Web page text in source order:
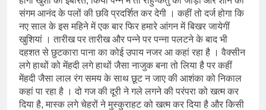
1 Year Ago
अनुराधा प्रकाशन, नई दिल्ली द्वारा
‘पुस्तक लोकार्पण, काव्य गोष्ठी एवं
सम्मान समारोह’ का भव्य आयोजन
2 Years Ago
कितना बदल गया इंसान’
(सम्पादकीय)
2 Years Ago
अबकी बार हुए न पार
संगम आनंद के पलों की छवि प्रदर्शित कर देगी । कहीं तो दर्ज होगा कि
नए साल के इस महिने में एक बार फिर हमारे आंगन में बिखर जायेगीं
खुशियां । तारीख पर तारीख और पन्ने पर पन्ना पलटने के बाद भी
दहशत से छुटकारा पाना का कोई उपाय नजर आ कहां रहा है । वैक्सीन
लगे हाथों को मेंहदी लगे हाथों जैसा नाजुक बना तो लिया है पर कहीं
मेंहदी जैसा लाल रंग समय के साथ छूट न जाए की आशंका को निकाल
कहां पा रहा है । दो गज की दूरी ने गले लगने की परंपरा को खत्म कर
दिया है, मास्क लगे चेहरों ने मुस्कुराहट को खत्म कर दिया है और किसी